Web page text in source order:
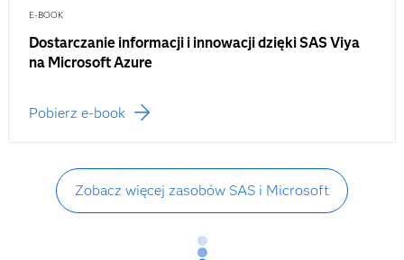
E-BOOK
Dostarczanie informacji i innowacji dzięki SAS Viya
na Microsoft Azure
Pobierz e-book
Zobacz więcej zasobów SAS i Microsoft